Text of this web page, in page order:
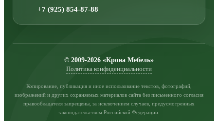
+7 (925) 854-87-88
© 2009-2026 «Крона Мебель»
Политика конфиденциальности
Копирование, публикация и иное использование текстов, фотографий,
изображений и других охраняемых материалов сайта без письменного согласия
правообладателя запрещены, за исключением случаев, предусмотренных
законодательством Российской Федерации.